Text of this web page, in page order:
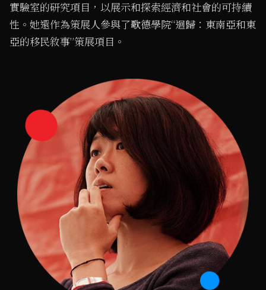
實驗室的研究項目，以展示和探索經濟和社會的可持續
性。她還作為策展人參與了歌德學院“迴歸：東南亞和東
亞的移民敘事”策展項目。